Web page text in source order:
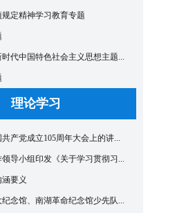
定精神学习教育专题
代中国特色社会主义思想主题...
理论学习
产党成立105周年大会上的讲...
导小组印发《关于学习贯彻习...
要义
念馆、南湖革命纪念馆少先队...